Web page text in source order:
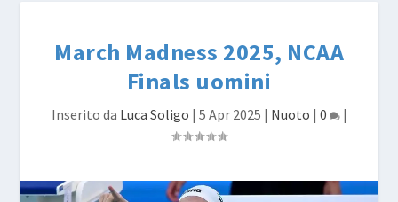
March Madness 2025, NCAA
Finals uomini
Inserito da Luca Soligo | 5 Apr 2025 | Nuoto | 0 |